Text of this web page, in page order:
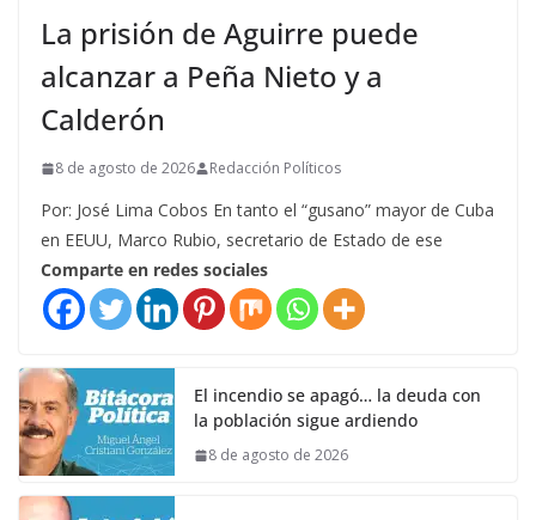
La prisión de Aguirre puede
alcanzar a Peña Nieto y a
Calderón
8 de agosto de 2026 Redacción Políticos
Por: José Lima Cobos En tanto el “gusano” mayor de Cuba
en EEUU, Marco Rubio, secretario de Estado de ese
Comparte en redes sociales
El incendio se apagó… la deuda con
la población sigue ardiendo
8 de agosto de 2026